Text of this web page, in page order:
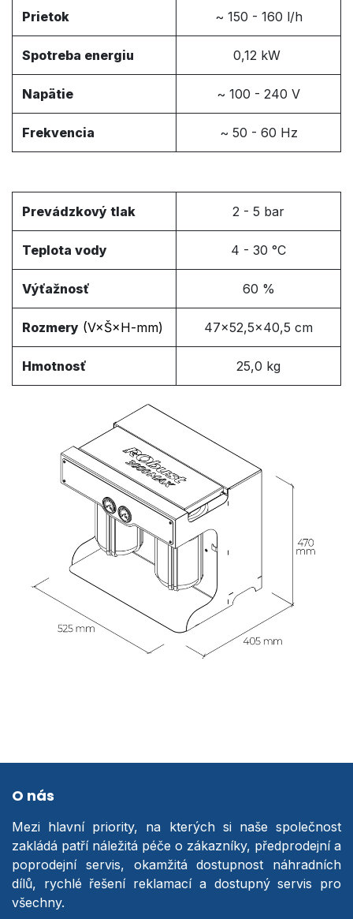
Prietok ~ 150 - 160 l/h
Spotreba energiu 0,12 kW
Napätie ~ 100 - 240 V
Frekvencia ~ 50 - 60 Hz
Prevádzkový tlak 2 - 5 bar
Teplota vody 4 - 30 °C
Výťažnosť 60 %​
Rozmery (V×Š×H-mm) 47×52,5×40,5 cm
Hmotnosť 25,0 kg
O nás
Mezi hlavní priority, na kterých si naše společnost
zakládá patří náležitá péče o zákazníky, předprodejní a
poprodejní servis, okamžitá dostupnost náhradních
dílů, rychlé řešení reklamací a dostupný servis pro
všechny.